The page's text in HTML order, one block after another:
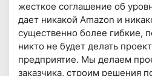
жесткое соглашение об
дает никакой Amazon и
существенно более гибкие,
никто не будет делать
предприятие. Мы делаем
заказчика, строим решения